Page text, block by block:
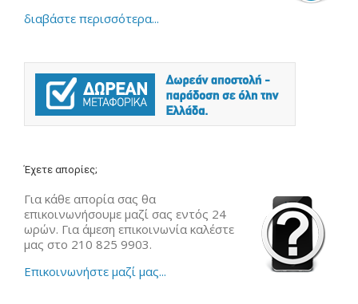
διαβάστε περισσότερα...
Έχετε απορίες;
Για κάθε απορία σας θα
επικοινωνήσουμε μαζί σας εντός 24
ωρών. Για άμεση επικοινωνία καλέστε
μας στο 210 825 9903.
Επικοινωνήστε μαζί μας...